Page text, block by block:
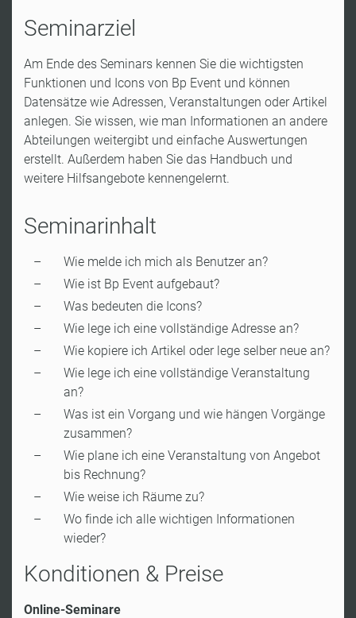
Seminarziel
Am Ende des Seminars kennen Sie die wichtigsten
Funktionen und Icons von Bp Event und können
Datensätze wie Adressen, Veranstaltungen oder Artikel
anlegen. Sie wissen, wie man Informationen an andere
Abteilungen weitergibt und einfache Auswertungen
erstellt. Außerdem haben Sie das Handbuch und
weitere Hilfsangebote kennengelernt.
Seminarinhalt
Wie melde ich mich als Benutzer an?
Wie ist Bp Event aufgebaut?
Was bedeuten die Icons?
Wie lege ich eine vollständige Adresse an?
Wie kopiere ich Artikel oder lege selber neue an?
Wie lege ich eine vollständige Veranstaltung
an?
Was ist ein Vorgang und wie hängen Vorgänge
zusammen?
Wie plane ich eine Veranstaltung von Angebot
bis Rechnung?
Wie weise ich Räume zu?
Wo finde ich alle wichtigen Informationen
wieder?
Konditionen & Preise
Online-Seminare